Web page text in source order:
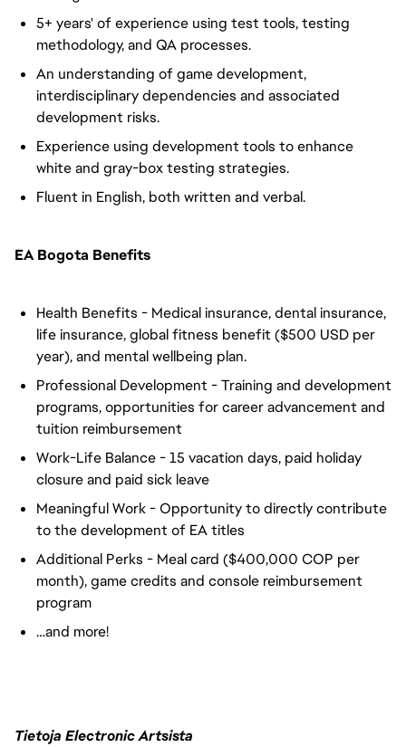
5+ years' of experience using test tools, testing
methodology, and QA processes.
An understanding of game development,
interdisciplinary dependencies and associated
development risks.
Experience using development tools to enhance
white and gray-box testing strategies.
Fluent in English, both written and verbal.
EA Bogota Benefits
Health Benefits - Medical insurance, dental insurance,
life insurance, global fitness benefit ($500 USD per
year), and mental wellbeing plan.
Professional Development - Training and development
programs, opportunities for career advancement and
tuition reimbursement
Work-Life Balance - 15 vacation days, paid holiday
closure and paid sick leave
Meaningful Work - Opportunity to directly contribute
to the development of EA titles
Additional Perks - Meal card ($400,000 COP per
month), game credits and console reimbursement
program
…and more!
Tietoja Electronic Artsista